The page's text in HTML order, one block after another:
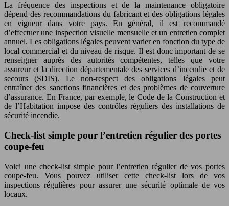
La fréquence des inspections et de la maintenance obligatoire
dépend des recommandations du fabricant et des obligations légales
en vigueur dans votre pays. En général, il est recommandé
d’effectuer une inspection visuelle mensuelle et un entretien complet
annuel. Les obligations légales peuvent varier en fonction du type de
local commercial et du niveau de risque. Il est donc important de se
renseigner auprès des autorités compétentes, telles que votre
assureur et la direction départementale des services d’incendie et de
secours (SDIS). Le non-respect des obligations légales peut
entraîner des sanctions financières et des problèmes de couverture
d’assurance. En France, par exemple, le Code de la Construction et
de l’Habitation impose des contrôles réguliers des installations de
sécurité incendie.
Check-list simple pour l’entretien régulier des portes
coupe-feu
Voici une check-list simple pour l’entretien régulier de vos portes
coupe-feu. Vous pouvez utiliser cette check-list lors de vos
inspections régulières pour assurer une sécurité optimale de vos
locaux.